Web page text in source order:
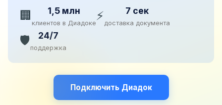
🏢 1,5 млн
клиентов в Диадоке⚡ 7 сек
доставка документа
🛡️ 24/7
поддержка
Подключить Диадок